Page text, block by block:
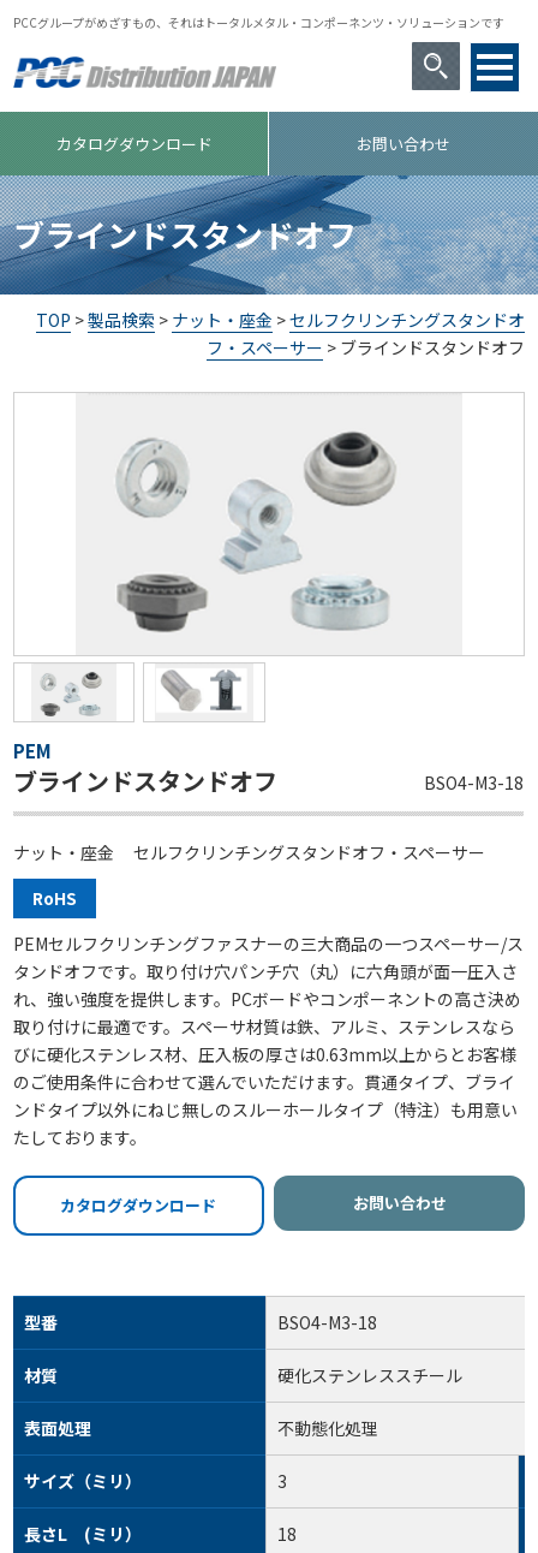
PCCグループがめざすもの、それはトータルメタル・コンポーネンツ・ソリューションです
カタログダウンロード お問い合わせ
ブラインドスタンドオフ
TOP >製品検索 > ナット・座金 >セルフクリンチングスタンドオ
フ・スペーサー > ブラインドスタンドオフ
PEM
ブラインドスタンドオフ BSO4-M3-18
ナット・座金
セルフクリンチングスタンドオフ・スペーサー
RoHS
PEMセルフクリンチングファスナーの三大商品の一つスペーサー/ス
タンドオフです。取り付け穴パンチ穴（丸）に六角頭が面一圧入さ
れ、強い強度を提供します。PCボードやコンポーネントの高さ決め
取り付けに最適です。スペーサ材質は鉄、アルミ、ステンレスなら
びに硬化ステンレス材、圧入板の厚さは0.63mm以上からとお客様
のご使用条件に合わせて選んでいただけます。貫通タイプ、ブライ
ンドタイプ以外にねじ無しのスルーホールタイプ（特注）も用意い
たしております。
カタログダウンロード お問い合わせ
型番 BSO4-M3-18
材質 硬化ステンレススチール
表面処理 不動態化処理
サイズ（ミリ） 3
長さL (ミリ） 18